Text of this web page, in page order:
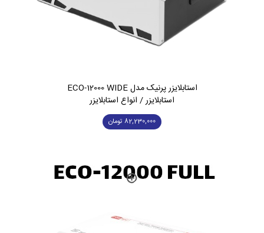
استابلایزر پرنیک مدل ECO-12000 WIDE
استابلایزر / انواع استابلایزر
82,230,000 تومان